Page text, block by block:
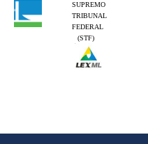
SUPREMO
TRIBUNAL
FEDERAL
(STF)